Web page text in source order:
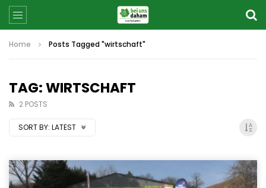
Home Posts Tagged "wirtschaft"
TAG: WIRTSCHAFT
2 POSTS
SORT BY: LATEST